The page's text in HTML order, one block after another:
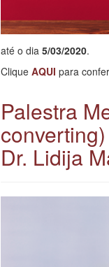
até o dia 5/03/2020.
Clique AQUI para
Palestra
Dr. Lidija